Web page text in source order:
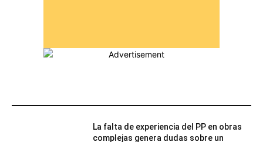
La falta de experiencia del PP en obras
complejas genera dudas sobre un